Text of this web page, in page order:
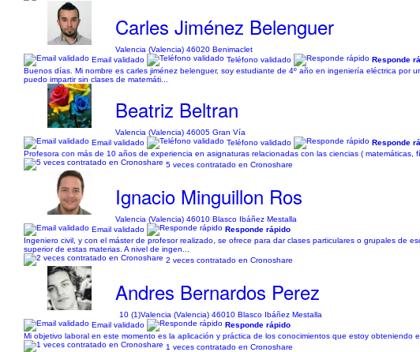
Carles Jiménez Belenguer
Valencia (Valencia) 46020 Benimaclet
Email validado
Teléfono validado
Responde
Buenos días. Mi nombre es carles jiménez belenguer, soy estudiante de 4º año en ingeniería eléctrica
puedo impartir sin clases de matemáti...
Beatriz Beltran
Valencia (Valencia) 46005 Gran Vía
Email validado
Teléfono validado
Responde
Profesora con más de 10 años de experiencia en asignaturas relacionadas con las ciencias (
5 veces contratado en Cronoshare
Ignacio Minguillon Ros
Valencia (Valencia) 46010 Blasco Ibáñez Mestalla
Email validado
Responde rápido
Ingeniero civil, y con el máster de profesor realizado, se ofrece para dar clases particulares o grupales de
superior de estas materias. A nivel de ingen...
2 veces contratado en Cronoshare
Andres Bernardos Perez
10 (1)Valencia (Valencia) 46010 Blasco Ibáñez Mestalla
Email validado
Responde rápido
Mi objetivo laboral en este momento es la aplicación y práctica de los conocimientos que estoy
1 veces contratado en Cronoshare